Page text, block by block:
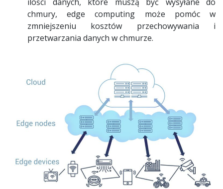
chmury, edge computing może pomóc w
zmniejszeniu kosztów przechowywania i
przetwarzania danych w chmurze.